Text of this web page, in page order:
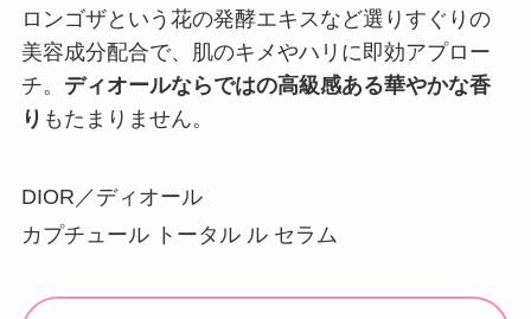
ロンゴザという花の発酵エキスなど選りすぐりの
美容成分配合で、肌のキメやハリに即効アプロー
チ。 ディオールならではの高級感ある華やかな香
り もたまりません。
DIOR／ディオール
カプチュール トータル ル セラム